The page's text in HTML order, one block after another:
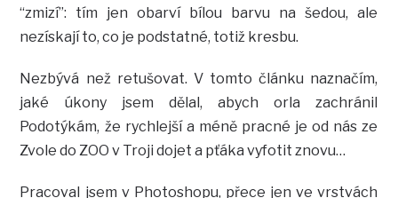
“zmizí”: tím jen obarví bílou barvu na šedou, ale
nezískají to, co je podstatné, totiž kresbu.
Nezbývá než retušovat. V tomto článku naznačím,
jaké úkony jsem dělal, abych orla zachránil
Podotýkám, že rychlejší a méně pracné je od nás ze
Zvole do ZOO v Troji dojet a pťáka vyfotit znovu…
Pracoval jsem v Photoshopu, přece jen ve vrstvách